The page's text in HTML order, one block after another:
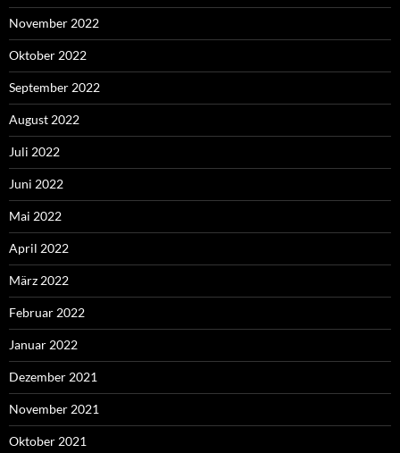
November 2022
Oktober 2022
September 2022
August 2022
Juli 2022
Juni 2022
Mai 2022
April 2022
März 2022
Februar 2022
Januar 2022
Dezember 2021
November 2021
Oktober 2021